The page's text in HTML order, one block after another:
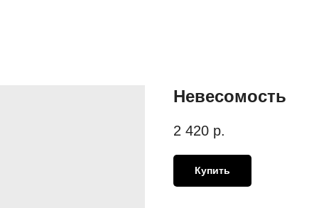
Невесомость
2 420 р.
Купить